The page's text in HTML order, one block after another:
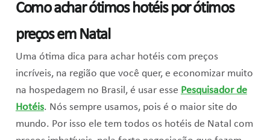
Como achar ótimos hotéis por ótimos
preços em Natal
Uma ótima dica para achar hotéis com preços
incríveis, na região que você quer, e economizar muito
na hospedagem no Brasil, é usar esse Pesquisador de
Hotéis. Nós sempre usamos, pois é o maior site do
mundo. Por isso ele tem todos os hotéis de Natal com